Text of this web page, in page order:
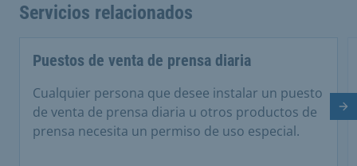
Servicios relacionados
Puestos de venta de prensa diaria
Cualquier persona que desee instalar un puesto
de venta de prensa diaria u otros productos de
prensa necesita un permiso de uso especial.